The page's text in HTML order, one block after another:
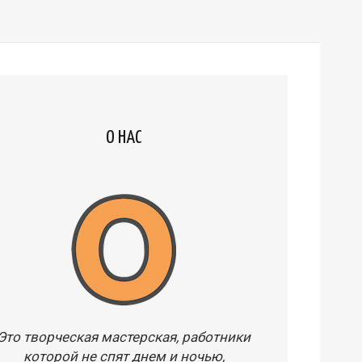
О НАС
творческая мастерская, работники
которой не спят днем и ночью,